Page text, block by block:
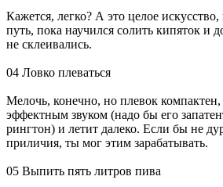
Кажется, легко? А это целое
путь, пока научился солить кипяток и
не склеивались.
04 Ловко плеваться
Мелочь, конечно, но плевок компактен,
эффектным звуком (надо бы его
рингтон) и летит далеко. Если бы не
приличия, ты мог этим зарабатывать.
05 Выпить пять литров пива